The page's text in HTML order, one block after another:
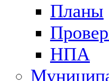
Планы
НПА